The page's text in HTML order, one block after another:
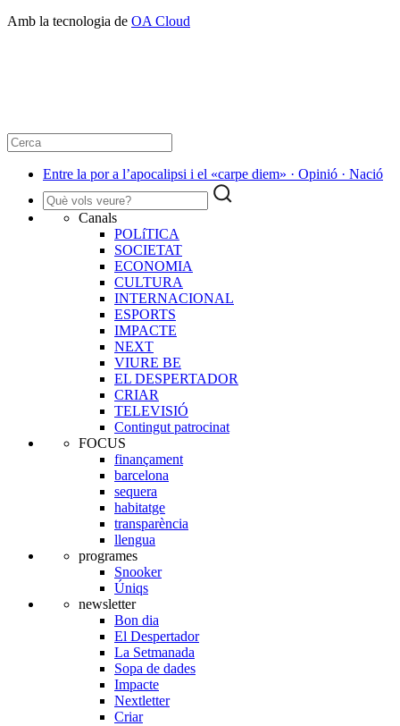
Amb la tecnologia de OA Cloud
Entre la por a l’apocalipsi i el «carpe diem» · Opinió · Nació
Canals
POLíTICA
SOCIETAT
ECONOMIA
CULTURA
INTERNACIONAL
ESPORTS
IMPACTE
NEXT
VIURE BE
EL DESPERTADOR
CRIAR
TELEVISIÓ
Contingut patrocinat
FOCUS
finançament
barcelona
sequera
habitatge
transparència
llengua
programes
Snooker
Úniqs
newsletter
Bon dia
El Despertador
La Setmanada
Sopa de dades
Impacte
Nextletter
Criar